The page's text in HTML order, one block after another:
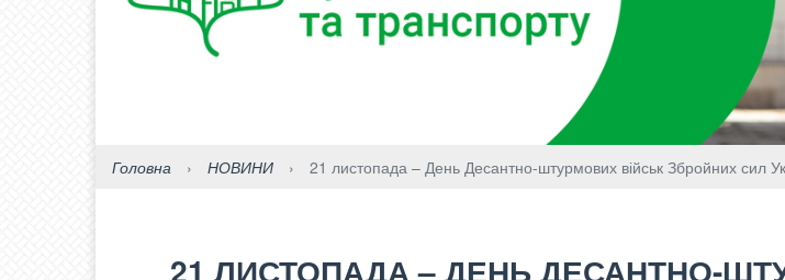
Головна › НОВИНИ › 21 листопада – День Десантно-штурмових військ Збройних сил
21 ЛИСТОПАДА – ДЕНЬ ДЕСАНТНО-